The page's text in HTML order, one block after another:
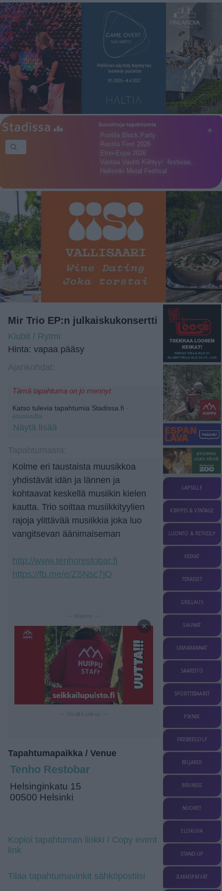
+
Suosittuja tapahtumia
Puotila Block Party
Rastila Fest 2026
Etno-Espa 2026
Vantaa Vauhti Kiihtyy! -festivaa…
Hellsinki Metal Festival
Mir Trio EP:n julkaiskukonsertti
Klubit / Rytmi
Hinta: vapaa pääsy
Tämä tapahtuma on jo mennyt
Katso tulevia tapahtumia Stadissa.fi -
etusivulta.
Näytä lisää
Kolme eri taustaista muusikkoa
yhdistävät idän ja lännen ja
kohtaavat keskellä musiikin kielen
kautta. Trio soittaa musiikkityylien
rajoja ylittävää musiikkia joka luo
vangitsevan äänimaiseman
http://www.tenhorestobar.fi
https://fb.me/e/ZSNsc7jO
— Mainos —
×
Tapahtumapaikka / Venue
Tenho Restobar
Helsinginkatu 15
00500 Helsinki
Kopioi tapahtuman linkki / Copy event
link
Tilaa tapahtumavinkit sähköpostiisi
LAPSILLE
KIRPPIS & VINTAGE
LUONTO & RETKEILY
KEIKAT
TERASSIT
GRILLAUS
SAUNAT
UIMARANNAT
SAARISTO
SPORTTIBAARIT
PIKNIK
FRISBEEGOLF
BILJARDI
BRUNSSI
NUORET
ELOKUVA
STAND-UP
ILMAISPÄIVÄT